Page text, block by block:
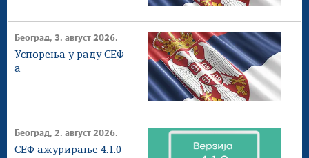
Београд, 3. август 2026.
Успорења у раду СЕФ-
а
Београд, 2. август 2026.
СЕФ ажурирање 4.1.0